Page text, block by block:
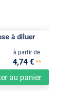
à diluer
au panier
à partir de
4,74 €**